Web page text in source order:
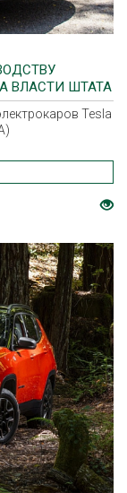
ВЛАСТИ ШТАТА
Tesla